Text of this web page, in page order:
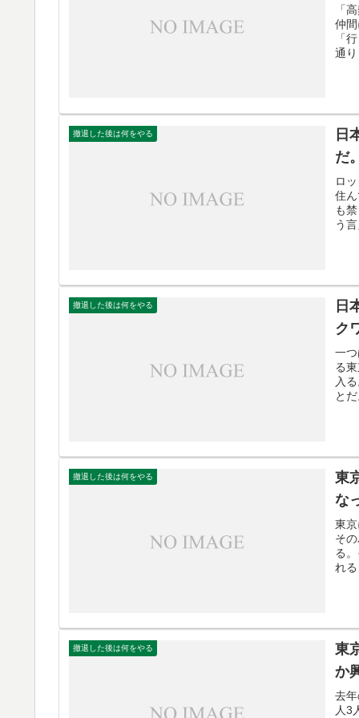
「
仲
「
通
撤退した後は何をやる
日
だ。
ロ
住
も
う
撤退した後は何をやる
日
ク
一
る
入
と
撤退した後は何をやる
東
な
東
そ
る
れ
撤退した後は何をやる
東
か
去
人3